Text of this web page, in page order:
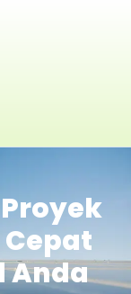
Cepat
Anda